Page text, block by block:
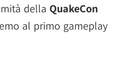
della QuakeCon
al primo gameplay